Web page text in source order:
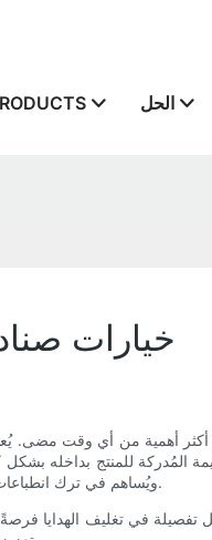
الحل
خيارات
أهمية من أي وقت مضى. يُعدّ
للمنتج بداخله بشكل
ويُساهم في ترك انطباعات دائمة. يُمكن للتعمق في جوانب تغليف الهدايا المُخصصة المختلفة أن يُتيح طرقًا جديدة لتعزيز هوية العلامة التجارية وتعزيز ولاء العملاء.
كل تفصيلة في تغليف